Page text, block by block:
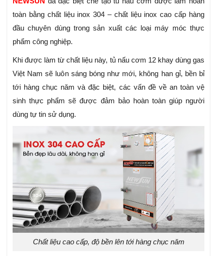
toàn bằng chất liệu inox 304 – chất liệu inox cao cấp hàng
đầu chuyên dùng trong sản xuất các loại máy móc thực
phẩm công nghiệp.
Khi được làm từ chất liệu này, tủ nấu cơm 12 khay dùng gas
Việt Nam sẽ luôn sáng bóng như mới, không han gỉ, bền bỉ
tới hàng chục năm và đặc biệt, các vấn đề về an toàn vệ
sinh thực phẩm sẽ được đảm bảo hoàn toàn giúp người
dùng tự tin sử dụng.
Chất liệu cao cấp, độ bền lên tới hàng chục năm